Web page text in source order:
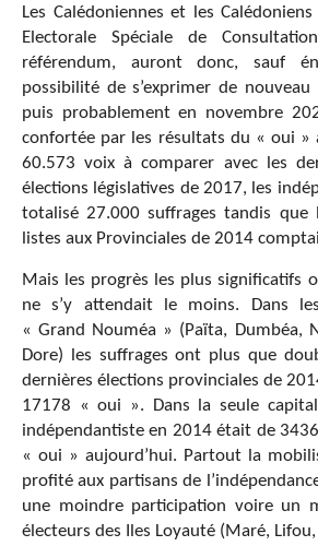
Les Calédoniennes et les
Electorale Spéciale de
référendum, auront donc, sauf
possibilité de s’exprimer de
puis probablement en novembre
confortée par les résultats du « oui »
60.573 voix à comparer avec les
élections législatives de 2017, les
totalisé 27.000 suffrages tandis que
listes aux Provinciales de 2014
Mais les progrès les plus significatifs
ne s’y attendait le moins. Dans
« Grand Nouméa » (Païta, Dumbéa,
Dore) les suffrages ont plus que
dernières élections provinciales de
17178 « oui ». Dans la seule
indépendantiste en 2014 était de
« oui » aujourd’hui. Partout la
profité aux partisans de
une moindre participation voire un
électeurs des Iles Loyauté (Maré,